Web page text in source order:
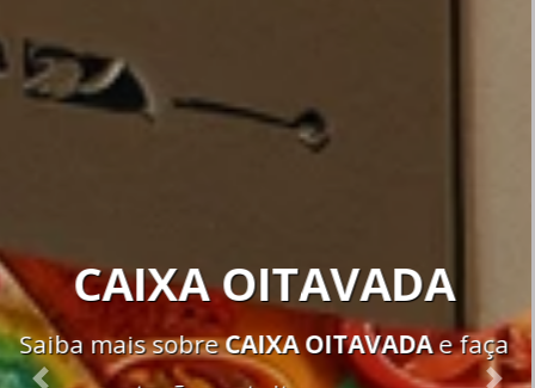
GRANDE
Saiba mais sobreCAIXA DE PAPELÃO